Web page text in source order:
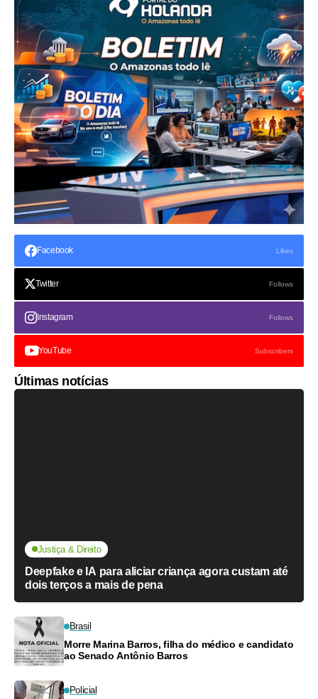
Facebook Likes
Twitter Follows
Instagram Follows
YouTube Subscribers
Últimas notícias
Justiça & Direito
Deepfake e IA para aliciar criança agora custam até
dois terços a mais de pena
Brasil
Morre Marina Barros, filha do médico e candidato
ao Senado Antônio Barros
Policial